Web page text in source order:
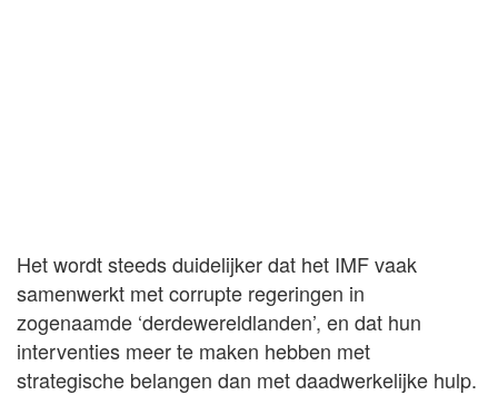
Het wordt steeds duidelijker dat het IMF vaak
samenwerkt met corrupte regeringen in
zogenaamde ‘derdewereldlanden’, en dat hun
interventies meer te maken hebben met
strategische belangen dan met daadwerkelijke hulp.